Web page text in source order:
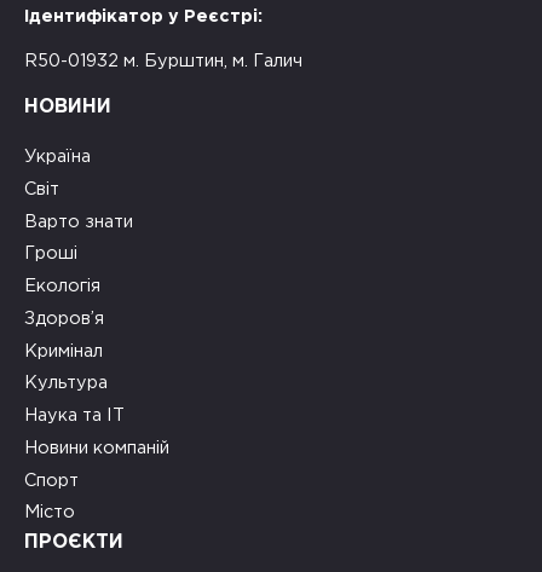
Ідентифікатор у Реєстрі:
R50-01932 м. Бурштин, м. Галич
НОВИНИ
Україна
Світ
Варто знати
Гроші
Екологія
Здоров’я
Кримінал
Культура
Наука та ІТ
Новини компаній
Спорт
Місто
ПРОЄКТИ